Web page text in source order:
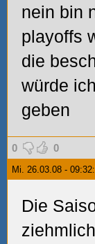
nein bin
playoffs
die
würde
geben
0 0
Mi. 26.03.08 -
Die